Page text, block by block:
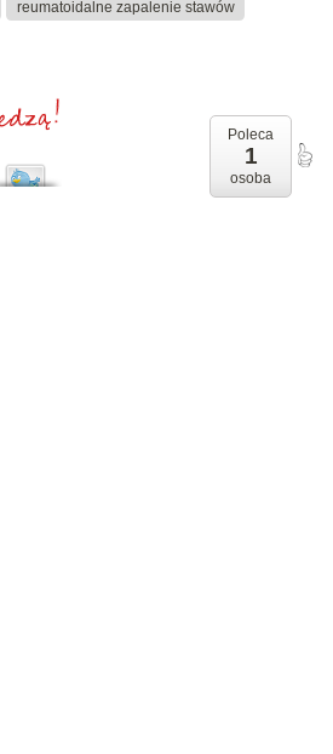
reumatoidalne zapalenie stawów
Poleca
1
osoba